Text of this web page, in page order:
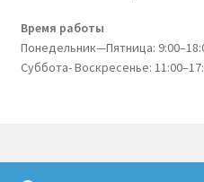
Время работы
Понедельник—Пятница:
Суббота- Воскресенье: